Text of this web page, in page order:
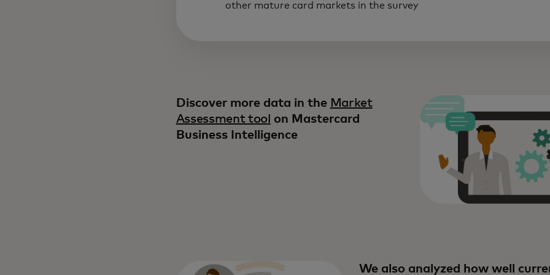
other mature card markets in the survey
Discover more data in the Market
Assessment tool on Mastercard
Business Intelligence​
We also analyzed how well